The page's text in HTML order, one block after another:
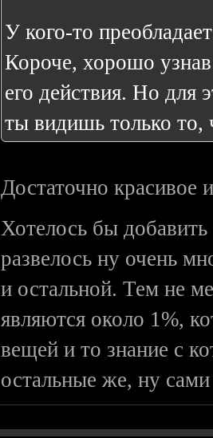
У кого-то
Короче, хорошо узнав
его действия. Но для
ты видишь только то,
Достаточно красивое
Хотелось бы
развелось ну очень
и остальной. Тем не
являются около 1%,
вещей и то знание с
остальные же, ну